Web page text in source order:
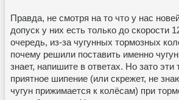
Правда, не смотря на то что у нас
допуск у них есть только до скорости
очередь, из-за чугунных тормозных
почему решили поставить именно
знает, напишите в ответах. Но зато эти
приятное шипение (или скрежет, не
чугун прижимается к колёсам) при